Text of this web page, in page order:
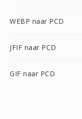
WEBP naar PCD
JFIF naar PCD
GIF naar PCD